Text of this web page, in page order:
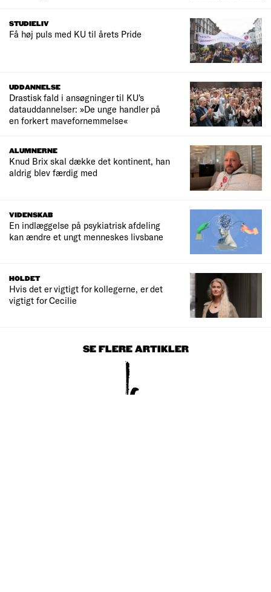
STUDIELIV
Få høj puls med KU til årets Pride
UDDANNELSE
Drastisk fald i ansøgninger til KU's
datauddannelser: »De unge handler på
en forkert mavefornemmelse«
ALUMNERNE
Knud Brix skal dække det kontinent, han
aldrig blev færdig med
VIDENSKAB
En indlæggelse på psykiatrisk afdeling
kan ændre et ungt menneskes livsbane
HOLDET
Hvis det er vigtigt for kollegerne, er det
vigtigt for Cecilie
SE FLERE ARTIKLER